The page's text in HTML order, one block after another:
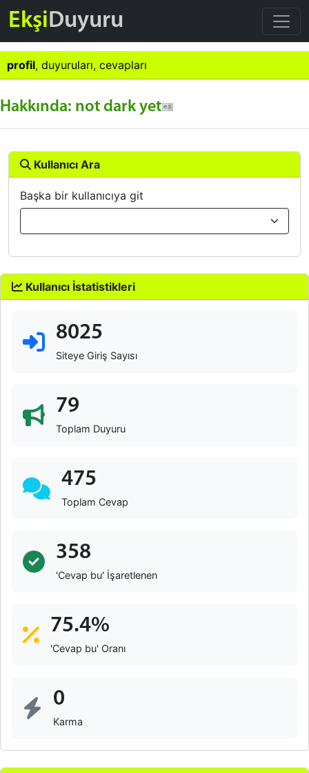
EkşiDuyuru
profil, duyuruları, cevapları
Hakkında: not dark yet
Kullanıcı Ara
Başka bir kullanıcıya git
Kullanıcı İstatistikleri
8025
Siteye Giriş Sayısı
79
Toplam Duyuru
475
Toplam Cevap
358
'Cevap bu' İşaretlenen
75.4%
'Cevap bu' Oranı
0
Karma